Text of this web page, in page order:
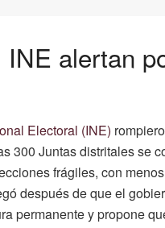
alertan
Electoral (INE)
300 Juntas distritales se
frágiles, con
después de que el
permanente y propone